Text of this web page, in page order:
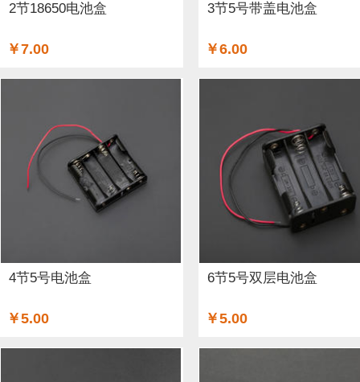
步进电机 (4) 蓝牙 (3) 晶振 (1) 无刷电机 (1) 英伟
2节18650电池盒
￥7.00
3节5号带盖电池盒
￥6.00
4节5号电池盒
￥5.00
6节5号双层电池盒
￥5.00